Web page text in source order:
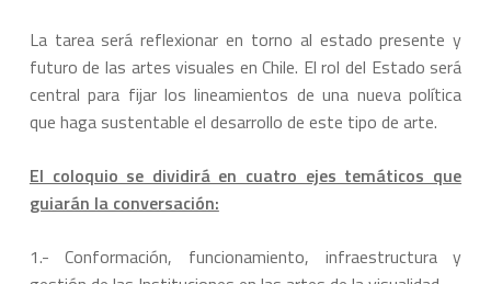
La tarea será reflexionar en torno al estado presente y
futuro de las artes visuales en Chile. El rol del Estado será
central para fijar los lineamientos de una nueva política
que haga sustentable el desarrollo de este tipo de arte.
El coloquio se dividirá en cuatro ejes temáticos que
guiarán la conversación:
1.- Conformación, funcionamiento, infraestructura y